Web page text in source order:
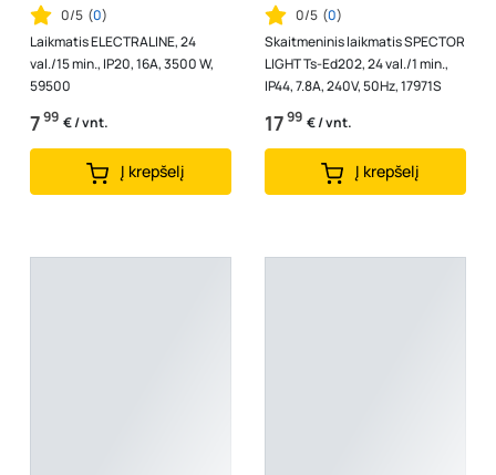
0/5 (0)
Laikmatis ELECTRALINE, 24
val./15 min., IP20, 16A, 3500 W,
59500
799 € / vnt.
Į krepšelį
0/5 (0)
Skaitmeninis laikmatis SPECTOR
LIGHT Ts-Ed202, 24 val./1 min.,
IP44, 7.8A, 240V, 50Hz, 17971S
1799 € / vnt.
Į krepšelį